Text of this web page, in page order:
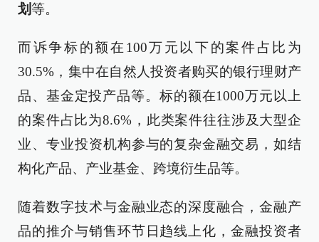
划等。
而诉争标的额在100万元以下的案件占比为
30.5%，集中在自然人投资者购买的银行理财产
品、基金定投产品等。标的额在1000万元以上
的案件占比为8.6%，此类案件往往涉及大型企
业、专业投资机构参与的复杂金融交易，如结
构化产品、产业基金、跨境衍生品等。
随着数字技术与金融业态的深度融合，金融产
品的推介与销售环节日趋线上化，金融投资者